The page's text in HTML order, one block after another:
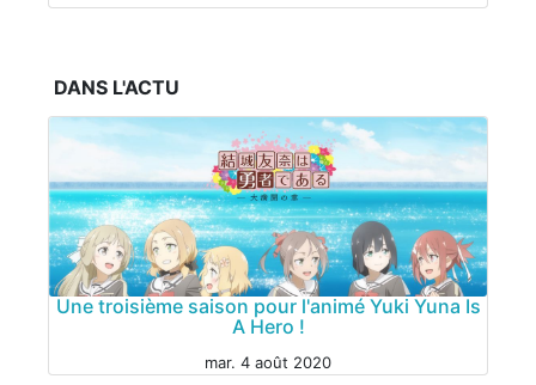
DANS L'ACTU
Une troisième saison pour l'animé Yuki Yuna Is
A Hero !
mar. 4 août 2020